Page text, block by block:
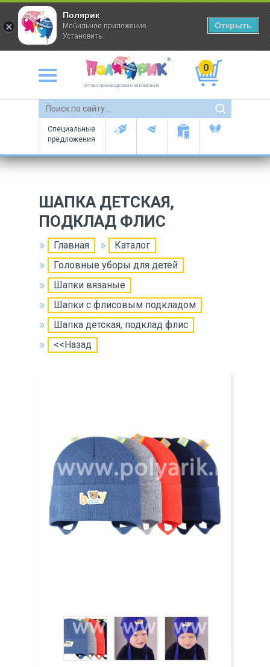
Оптово-производственная компания
0
Специальные
предложения
ШАПКА ДЕТСКАЯ,
ПОДКЛАД ФЛИС
Главная
Каталог
Головные уборы для детей
Шапки вязаные
Шапки с флисовым подкладом
Шапка детская, подклад флис
<<Назад
Полярик
Мобильное приложение
Установить
Открыть